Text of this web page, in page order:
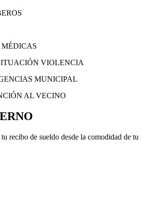
VIOLENCIA
MUNICIPAL
AL VECINO
recibo de sueldo desde la comodidad de tu